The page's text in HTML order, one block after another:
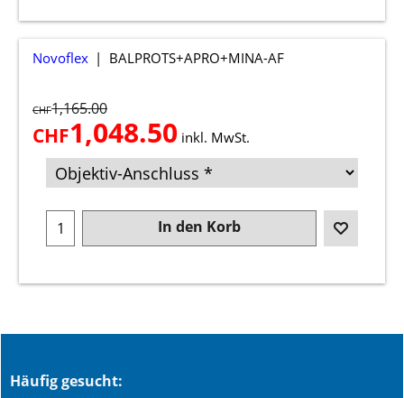
Novoflex BALPROTS+APRO+MINA-AF
CHF1,165.00
CHF1,048.50 inkl. MwSt.
In den Korb
Häufig gesucht: